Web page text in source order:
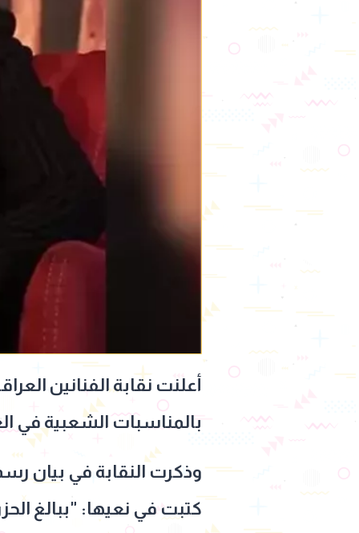
أعلنت نقابة الفنانين
بالمناسبات الشعبية في
وذكرت النقابة في بيان
كتبت في نعيها: "ببالغ